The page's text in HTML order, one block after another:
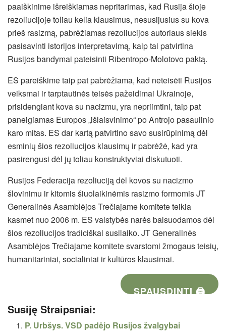
paaiškinime išreiškiamas nepritarimas, kad Rusija šioje
rezoliucijoje toliau kelia klausimus, nesusijusius su kova
prieš rasizmą, pabrėžiamas rezoliucijos autoriaus siekis
pasisavinti istorijos interpretavimą, kaip tai patvirtina
Rusijos bandymai pateisinti Ribentropo-Molotovo paktą.
ES pareiškime taip pat pabrėžiama, kad neteisėti Rusijos
veiksmai ir tarptautinės teisės pažeidimai Ukrainoje,
prisidengiant kova su nacizmu, yra nepriimtini, taip pat
paneigiamas Europos „išlaisvinimo“ po Antrojo pasaulinio
karo mitas. ES dar kartą patvirtino savo susirūpinimą dėl
esminių šios rezoliucijos klausimų ir pabrėžė, kad yra
pasirengusi dėl jų toliau konstruktyviai diskutuoti.
Rusijos Federacija rezoliuciją dėl kovos su nacizmo
šlovinimu ir kitomis šiuolaikinėmis rasizmo formomis JT
Generalinės Asamblėjos Trečiajame komitete teikia
kasmet nuo 2006 m. ES valstybės narės balsuodamos dėl
šios rezoliucijos tradiciškai susilaiko. JT Generalinės
Asamblėjos Trečiajame komitete svarstomi žmogaus teisių,
humanitariniai, socialiniai ir kultūros klausimai.
SPAUSDINTI 🖨
Susiję Straipsniai:
P. Urbšys. VSD padėjo Rusijos žvalgybai